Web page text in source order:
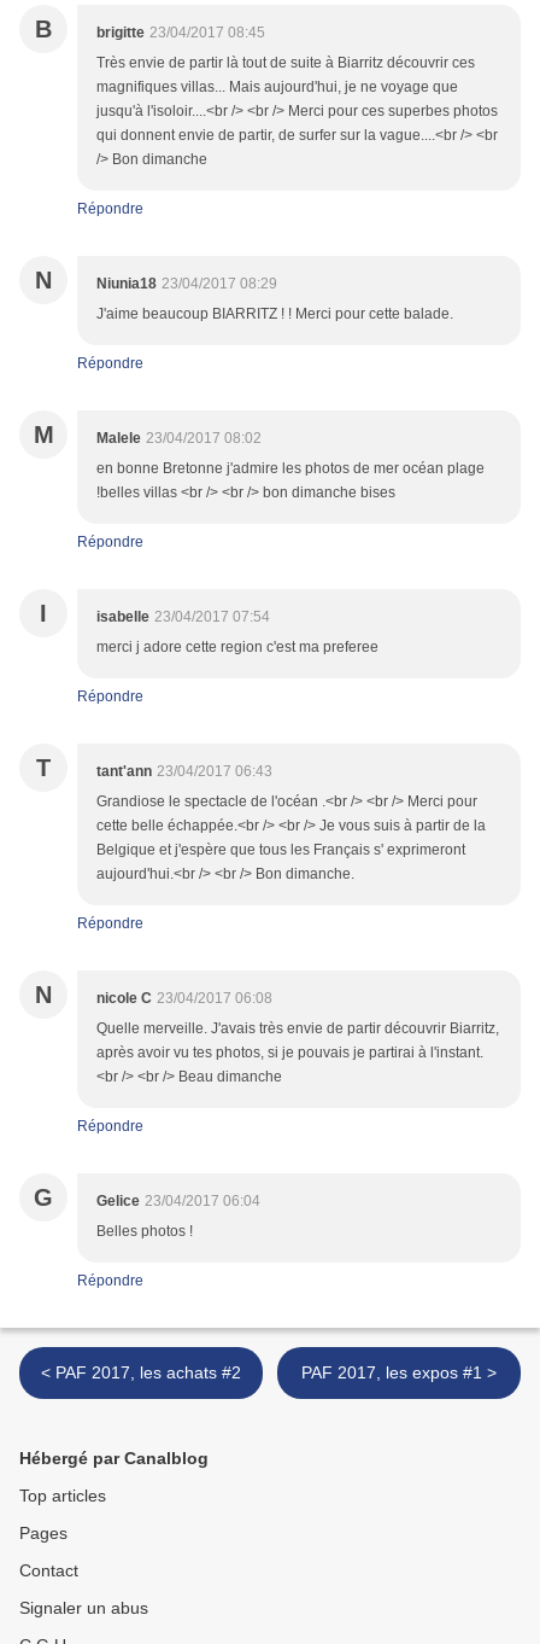
B brigitte 23/04/2017 08:45
Très envie de partir là tout de suite à Biarritz découvrir ces
magnifiques villas... Mais aujourd'hui, je ne voyage que
jusqu'à l'isoloir....<br /> <br /> Merci pour ces superbes photos
qui donnent envie de partir, de surfer sur la vague....<br /> <br
/> Bon dimanche
Répondre
N Niunia18 23/04/2017 08:29
J'aime beaucoup BIARRITZ ! ! Merci pour cette balade.
Répondre
M Malele 23/04/2017 08:02
en bonne Bretonne j'admire les photos de mer océan plage
!belles villas <br /> <br /> bon dimanche bises
Répondre
I isabelle 23/04/2017 07:54
merci j adore cette region c'est ma preferee
Répondre
T tant'ann 23/04/2017 06:43
Grandiose le spectacle de l'océan .<br /> <br /> Merci pour
cette belle échappée.<br /> <br /> Je vous suis à partir de la
Belgique et j'espère que tous les Français s' exprimeront
aujourd'hui.<br /> <br /> Bon dimanche.
Répondre
N nicole C 23/04/2017 06:08
Quelle merveille. J'avais très envie de partir découvrir Biarritz,
après avoir vu tes photos, si je pouvais je partirai à l'instant.
<br /> <br /> Beau dimanche
Répondre
G Gelice 23/04/2017 06:04
Belles photos !
Répondre
< PAF 2017, les achats #2 PAF 2017, les expos #1 >
Hébergé par Canalblog
Top articles
Pages
Contact
Signaler un abus